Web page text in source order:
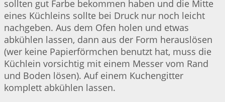
sollten gut Farbe bekommen haben und die Mitte
eines Küchleins sollte bei Druck nur noch leicht
nachgeben. Aus dem Ofen holen und etwas
abkühlen lassen, dann aus der Form herauslösen
(wer keine Papierförmchen benutzt hat, muss die
Küchlein vorsichtig mit einem Messer vom Rand
und Boden lösen). Auf einem Kuchengitter
komplett abkühlen lassen.